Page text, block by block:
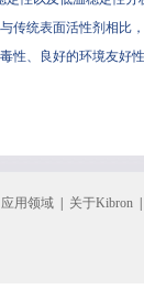
传统表面活性剂相比
性、良好的环境友好
应用领域 关于Kibron